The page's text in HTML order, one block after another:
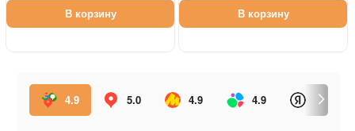
В корзину В корзину
4.9 5.0 4.9 4.9